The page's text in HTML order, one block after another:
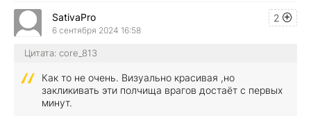
2
SativaPro
6 сентября 2024 16:58
Цитата: core_813
Как то не очень. Визуально красивая ,но
закликивать эти полчища врагов достаёт с первых
минут.